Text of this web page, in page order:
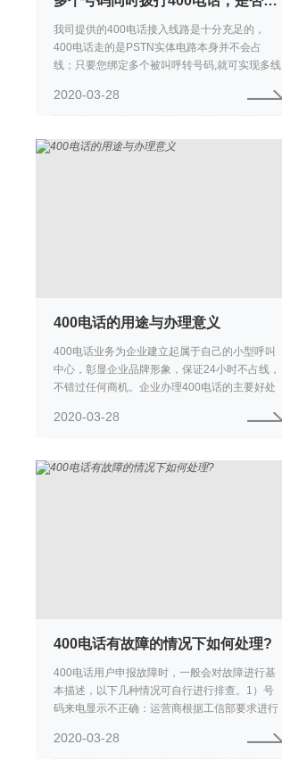
我司提供的400电话接入线路是十分充足的，
400电话走的是PSTN实体电路本身并不会占
线；只要您绑定多个被叫呼转号码,就可实现多线
2020-03-28
400电话的用途与办理意义
400电话业务为企业建立起属于自己的小型呼叫
中心，彰显企业品牌形象，保证24小时不占线，
不错过任何商机。企业办理400电话的主要好处
代企业品牌形象，是营销...
2020-03-28
400电话有故障的情况下如何处理?
400电话用户申报故障时，一般会对故障进行基
本描述，以下几种情况可自行进行排查。1）号
码来电显示不正确：运营商根据工信部要求进行
暂不提供服务：通过对外合作部...
2020-03-28